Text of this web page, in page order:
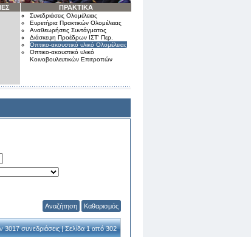
ΠΡΑΚΤΙΚΑ
Συνεδριάσεις Ολομέλειας
Ευρετήρια Πρακτικών Ολομέλειας
Αναθεωρήσεις Συντάγματος
Διάσκεψη Προέδρων ΙΣΤ' Περ.
Οπτικο-ακουστικό υλικό Ολομέλειας
Οπτικο-ακουστικό υλικό
Κοινοβουλευτικών Επιτροπών
Αναζήτηση Καθαρισμός
3017 συνεδριάσεις | Σελίδα 1 από 302